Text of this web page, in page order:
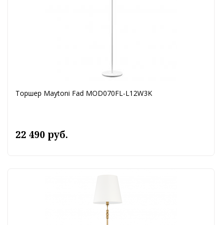
Торшер Maytoni Fad MOD070FL-L12W3K
22 490 руб.